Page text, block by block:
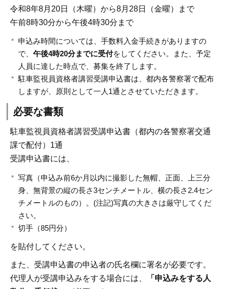
令和8年8月20日（木曜）から8月28日（金曜）まで
午前8時30分から午後4時30分まで
申込み時間については、手数料入金手続きがありますの
で、 午後4時20分までに受付をしてください。また、予定
人員に達した時点で、募集を終了します。
駐車監視員資格者講習受講申込書は、都内各警察署で配布
しますが、原則として一人1通とさせていただきます。
必要な書類
駐車監視員資格者講習受講申込書（都内の各警察署交通
課で配付）1通
受講申込書には、
写真（申込み前6か月以内に撮影した無帽、正面、上三分
身、無背景の縦の長さ3センチメートル、横の長さ2.4セン
チメートルのもの）。(注記)写真の大きさは厳守してくだ
さい。
切手（85円分）
を貼付してください。
また、受講申込書の申込者の氏名欄に署名が必要です。
代理人が受講申込みをする場合には、
「申込みをする人